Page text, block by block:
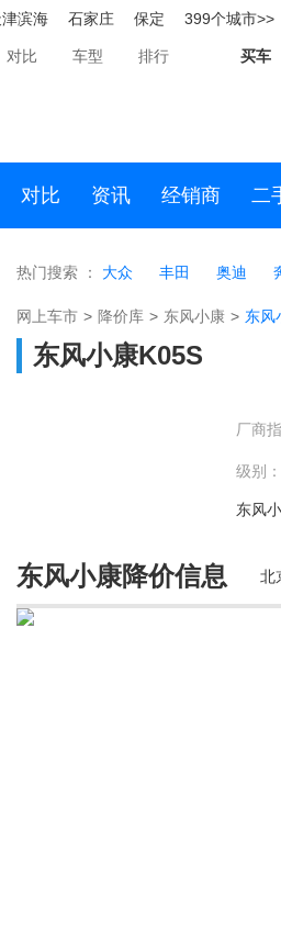
津滨海 石家庄 保定 399个城市>>
对比 车型 排行 买车
对比 资讯 经销商 二
热门搜索 ： 大众 丰田 奥迪
网上车市 > 降价库 > 东风小康 > 东风
东风小康K05S
厂商
级别：
东风
东风小康降价信息 北